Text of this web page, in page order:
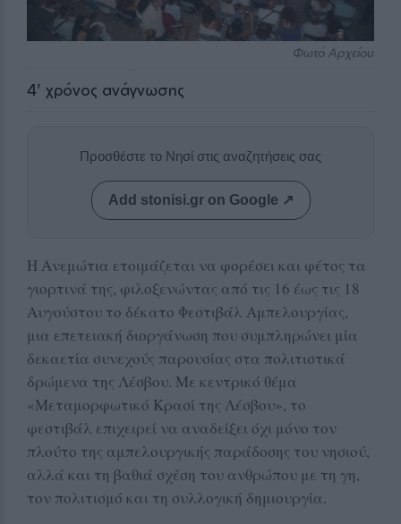
Φωτό Αρχείου
4' χρόνος ανάγνωσης
Προσθέστε το Νησί στις αναζητήσεις σας
Add stonisi.gr on Google ↗
Η Ανεμώτια ετοιμάζεται να φορέσει και φέτος τα
γιορτινά της, φιλοξενώντας από τις 16 έως τις 18
Αυγούστου το δέκατο Φεστιβάλ Αμπελουργίας,
μια επετειακή διοργάνωση που συμπληρώνει μία
δεκαετία συνεχούς παρουσίας στα πολιτιστικά
δρώμενα της Λέσβου. Με κεντρικό θέμα
«Μεταμορφωτικό Κρασί της Λέσβου», το
φεστιβάλ επιχειρεί να αναδείξει όχι μόνο τον
πλούτο της αμπελουργικής παράδοσης του νησιού,
αλλά και τη βαθιά σχέση του ανθρώπου με τη γη,
τον πολιτισμό και τη συλλογική δημιουργία.